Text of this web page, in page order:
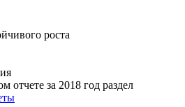
роста
отчете за 2018 год раздел